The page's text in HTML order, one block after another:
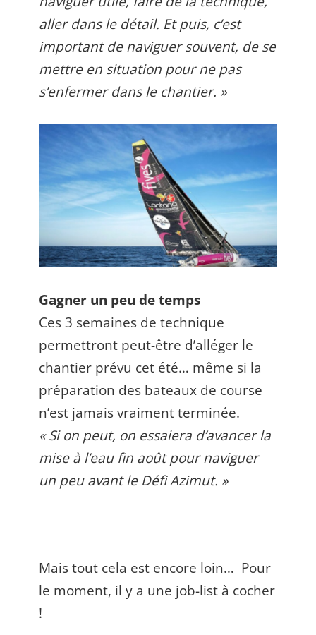
aller dans le détail. Et puis, c’est
important de naviguer souvent, de se
mettre en situation pour ne pas
s’enfermer dans le chantier. »
Gagner un peu de temps
Ces 3 semaines de technique
permettront peut-être d’alléger le
chantier prévu cet été… même si la
préparation des bateaux de course
n’est jamais vraiment terminée.
« Si on peut, on essaiera d’avancer la
mise à l’eau fin août pour naviguer
un peu avant le Défi Azimut. »
Mais tout cela est encore loin… Pour
le moment, il y a une job-list à cocher
!